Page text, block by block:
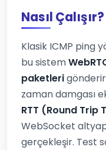
Nasıl Çalışır?
Klasik ICMP ping
bu sistem
paketleri
zaman damgası
RTT (Round Trip
WebSocket
gerçekleşir. Test